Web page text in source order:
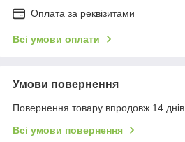
Оплата за реквізитами
Всі умови оплати
Умови повернення
Повернення товару впродовж 14
Всі умови повернення